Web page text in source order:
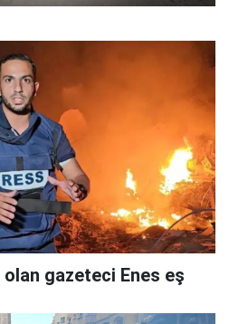
gazeteci Enes eş